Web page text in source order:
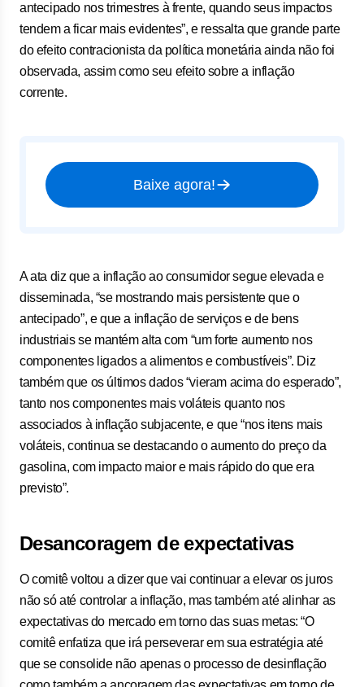
antecipado nos trimestres à frente, quando seus impactos
tendem a ficar mais evidentes”, e ressalta que grande parte
do efeito contracionista da política monetária ainda não foi
observada, assim como seu efeito sobre a inflação
corrente.
Baixe agora!
A ata diz que a inflação ao consumidor segue elevada e
disseminada, “se mostrando mais persistente que o
antecipado”, e que a inflação de serviços e de bens
industriais se mantém alta com “um forte aumento nos
componentes ligados a alimentos e combustíveis”. Diz
também que os últimos dados “vieram acima do esperado”,
tanto nos componentes mais voláteis quanto nos
associados à inflação subjacente, e que “nos itens mais
voláteis, continua se destacando o aumento do preço da
gasolina, com impacto maior e mais rápido do que era
previsto”.
Desancoragem de expectativas
O comitê voltou a dizer que vai continuar a elevar os juros
não só até controlar a inflação, mas também até alinhar as
expectativas do mercado em torno das suas metas: “O
comitê enfatiza que irá perseverar em sua estratégia até
que se consolide não apenas o processo de desinflação